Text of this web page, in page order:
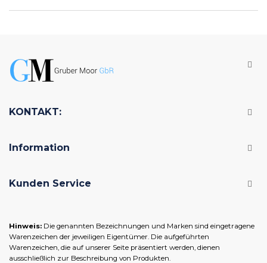
KONTAKT:
Information
Kunden Service
Hinweis: Die genannten Bezeichnungen und Marken sind eingetragene
Warenzeichen der jeweiligen Eigentümer. Die aufgeführten
Warenzeichen, die auf unserer Seite präsentiert werden, dienen
ausschließlich zur Beschreibung von Produkten.